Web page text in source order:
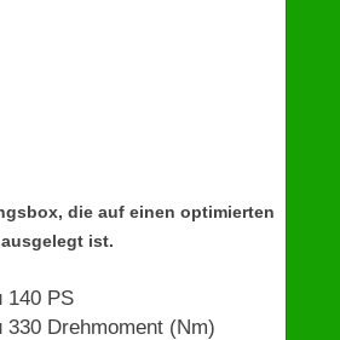
die auf einen optimierten
ist.
140 PS
Drehmoment (Nm)